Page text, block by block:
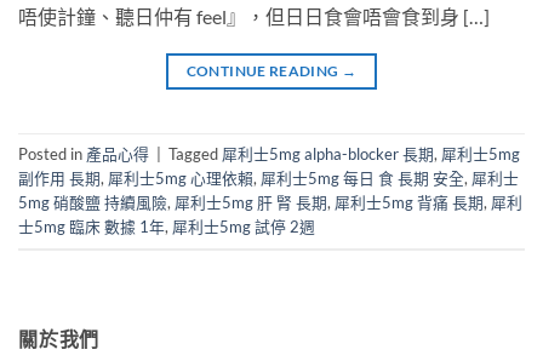
唔使計鐘、聽日仲有 feel』，但日日食會唔會食到身 […]
CONTINUE READING →
Posted in 產品心得 Tagged 犀利士5mg alpha-blocker 長期, 犀利士5mg
副作用 長期, 犀利士5mg 心理依賴, 犀利士5mg 每日 食 長期 安全, 犀利士
5mg 硝酸鹽 持續風險, 犀利士5mg 肝 腎 長期, 犀利士5mg 背痛 長期, 犀利
士5mg 臨床 數據 1年, 犀利士5mg 試停 2週
關於我們